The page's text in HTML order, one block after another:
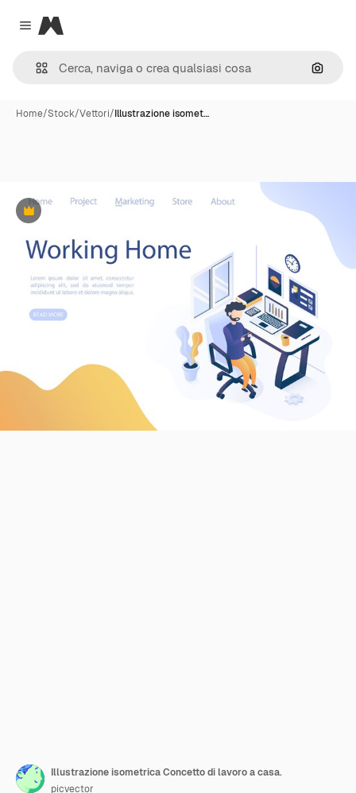
Close menu
Magnific
Cerca
Home/Stock/Vettori/Illustrazione isomet…
Premium
Illustrazione isometrica Concetto di lavoro a casa.
picvector